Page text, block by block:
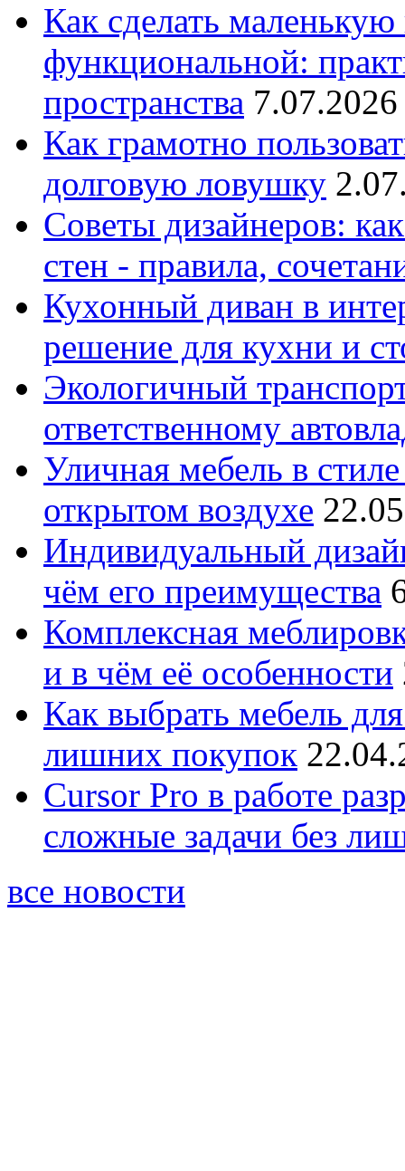
Как сделать
функциональной:
пространства
Как грамотно
долговую ловушку
Советы дизайнеров:
стен - правила,
Кухонный диван в
решение для кухни и
Экологичный
ответственному
Уличная мебель в
открытом воздухе
Индивидуальный
чём его преимущества
Комплексная
и в чём её особенности
Как выбрать мебель
лишних покупок
Cursor Pro в работе
сложные задачи без
все новости